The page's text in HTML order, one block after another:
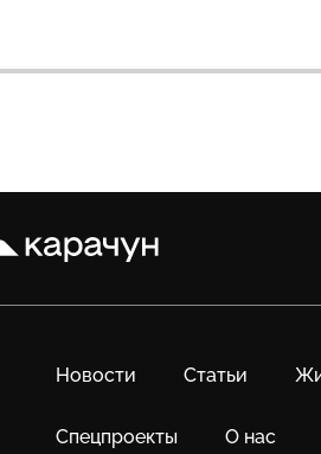
Новости Статьи
Спецпроекты О нас